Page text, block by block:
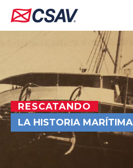
RESCATANDO
LA HISTORIA